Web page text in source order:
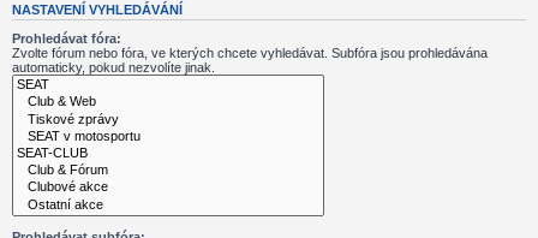
NASTAVENÍ VYHLEDÁVÁNÍ
Prohledávat fóra:
Zvolte fórum nebo fóra, ve kterých chcete vyhledávat. Subfóra jsou prohledávána
automaticky, pokud nezvolíte jinak.